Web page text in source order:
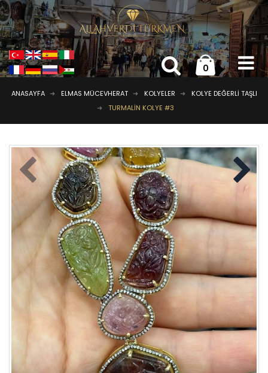
0
ANASAYFA ELMAS MÜCEVHERAT KOLYELER
KOLYE DEĞERLI TAŞLI
TURMALIN KOLYE #3